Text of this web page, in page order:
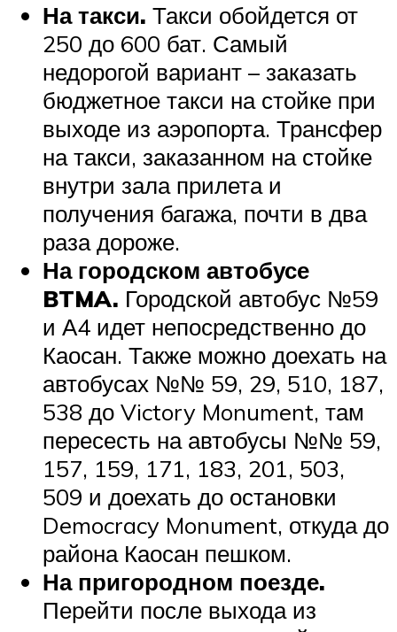
На такси. Такси обойдется от
250 до 600 бат. Самый
недорогой вариант – заказать
бюджетное такси на стойке при
выходе из аэропорта. Трансфер
на такси, заказанном на стойке
внутри зала прилета и
получения багажа, почти в два
раза дороже.
На городском автобусе
BTMA. Городской автобус №59
и А4 идет непосредственно до
Каосан. Также можно доехать на
автобусах №№ 59, 29, 510, 187,
538 до Victory Monument, там
пересесть на автобусы №№ 59,
157, 159, 171, 183, 201, 503,
509 и доехать до остановки
Democracy Monument, откуда до
района Каосан пешком.
На пригородном поезде.
Перейти после выхода из